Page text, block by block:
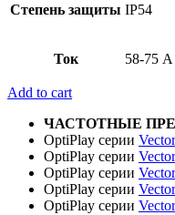
Степень защиты IP54
Ток 58-75 А
Add to cart
ЧАСТОТНЫЕ
OptiPlay серии
OptiPlay серии
OptiPlay серии
OptiPlay серии
OptiPlay серии